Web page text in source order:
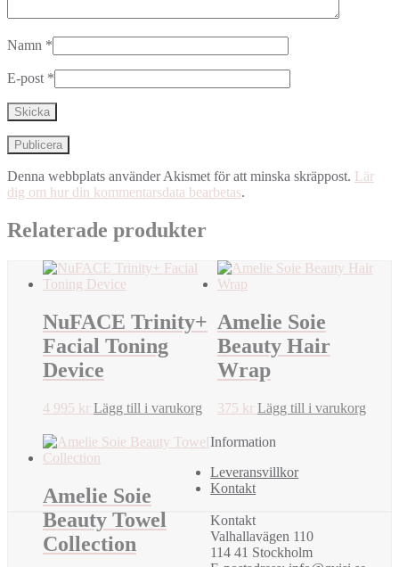
Namn *
E-post *
Denna webbplats använder Akismet för att minska skräppost. Lär
dig om hur din kommentarsdata bearbetas.
Relaterade produkter
NuFACE Trinity+
Facial Toning
Device
4 995 kr Lägg till i varukorg
Amelie Soie
Beauty Hair
Wrap
375 kr Lägg till i varukorg
Amelie Soie
Beauty Towel
Collection
Information
Leveransvillkor
Kontakt
Kontakt
Valhallavägen 110
114 41 Stockholm